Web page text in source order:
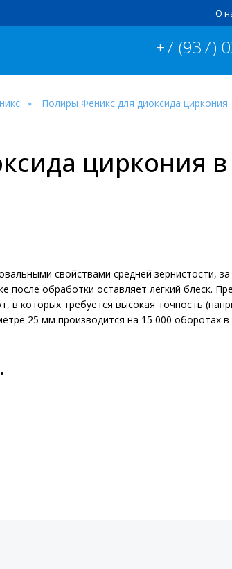
О
+7 (937)
Полиры Феникс для диоксида циркония
циркония
свойствами средней зернистости,
после обработки оставляет лёгкий блеск.
в которых требуется высокая точность
25 мм производится на 15 000 оборотах в